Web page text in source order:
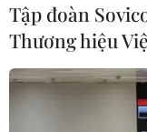
Yên
huyện vùng
Tập đoàn
Thương hiệu